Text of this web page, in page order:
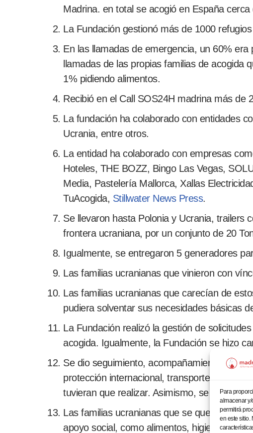
Para
almacenar
permitirá
en este sitio.
Madrina. en total se acogió en España
La Fundación gestionó más de 1000
En las llamadas de emergencia, un 60%
llamadas de las propias familias de
1% pidiendo alimentos.
Recibió en el Call SOS24H madrina más de
La fundación ha colaborado con entidades
Ucrania, entre otros.
La entidad ha colaborado con empresas
Hoteles, THE BOZZ, Bingo Las Vegas,
Media, Pastelería Mallorca, Xallas
TuAcogida, Stillwater News Press.
Se llevaron hasta Polonia y Ucrania, trailers
frontera ucraniana, por un conjunto de 20
Igualmente, se entregaron 5 generadores
Las familias ucranianas que vinieron con
Las familias ucranianas que carecían de
pudiera solventar sus necesidades básicas
La Fundación realizó la gestión de
acogida. Igualmente, la Fundación se hizo
Se dio seguimiento, acompañamiento y
protección internacional, transporte hasta
tuvieran que realizar. Asimismo, se explicó
Las familias ucranianas que se quedaron a
apoyo social, como alimentos, higiene,